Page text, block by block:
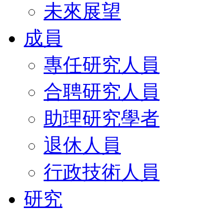
未來展望
成員
專任研究人員
合聘研究人員
助理研究學者
退休人員
行政技術人員
研究